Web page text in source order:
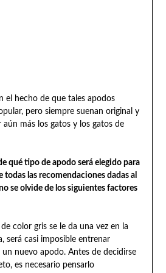
el hecho de que tales apodos
pero siempre suenan original y
aún más los gatos y los gatos de
qué tipo de apodo será elegido para
todas las recomendaciones dadas al
se olvide de los siguientes factores
color gris se le da una vez en la
será casi imposible entrenar
nuevo apodo. Antes de decidirse
es necesario pensarlo